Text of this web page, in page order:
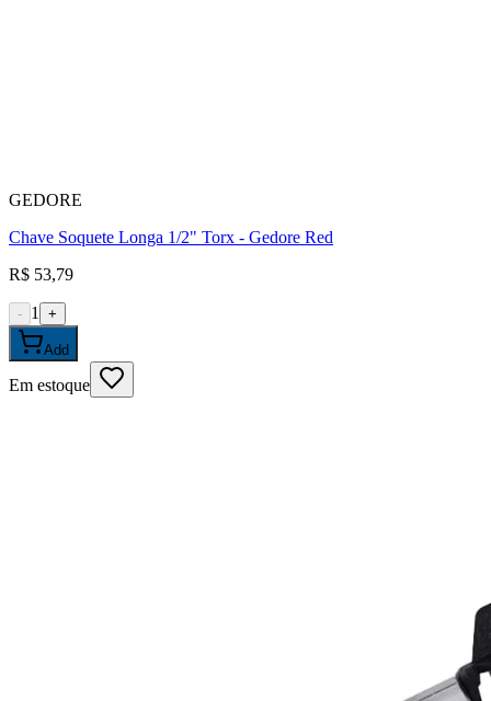
GEDORE
Chave Soquete Longa 1/2" Torx - Gedore Red
R$ 53,79
- 1 +
Add
Em estoque